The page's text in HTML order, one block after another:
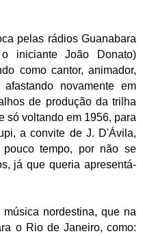
pelas rádios Guanabara
iniciante João Donato)
como cantor, animador,
novamente em
de produção da trilha
só voltando em 1956, para
a convite de J. D'Ávila,
pouco tempo, por não se
já que queria apresentá-
nordestina, que na
o Rio de Janeiro, como: